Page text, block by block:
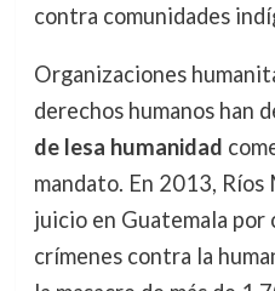
contra comunidades
Organizaciones
derechos humanos han
de lesa humanidad
mandato. En 2013,
juicio en Guatemala por
crímenes contra la